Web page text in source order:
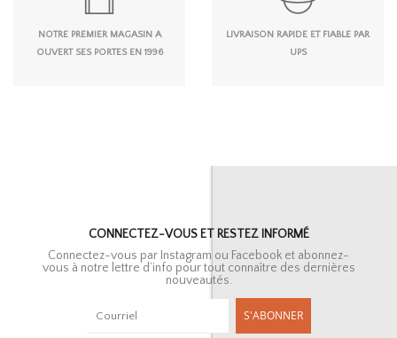
NOTRE PREMIER MAGASIN A
OUVERT SES PORTES EN 1996
LIVRAISON RAPIDE ET FIABLE PAR
UPS
CONNECTEZ-VOUS ET RESTEZ INFORMÉ
Connectez-vous par Instagram ou Facebook et abonnez-
vous à notre lettre d’info pour tout connaître des dernières
nouveautés.
S'ABONNER